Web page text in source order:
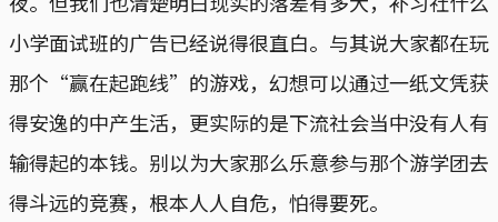
小学面试班的广告已经说得很直白。与其说大家都在玩
那个“赢在起跑线”的游戏，幻想可以通过一纸文凭获
得安逸的中产生活，更实际的是下流社会当中没有人有
输得起的本钱。别以为大家那么乐意参与那个游学团去
得斗远的竞赛，根本人人自危，怕得要死。